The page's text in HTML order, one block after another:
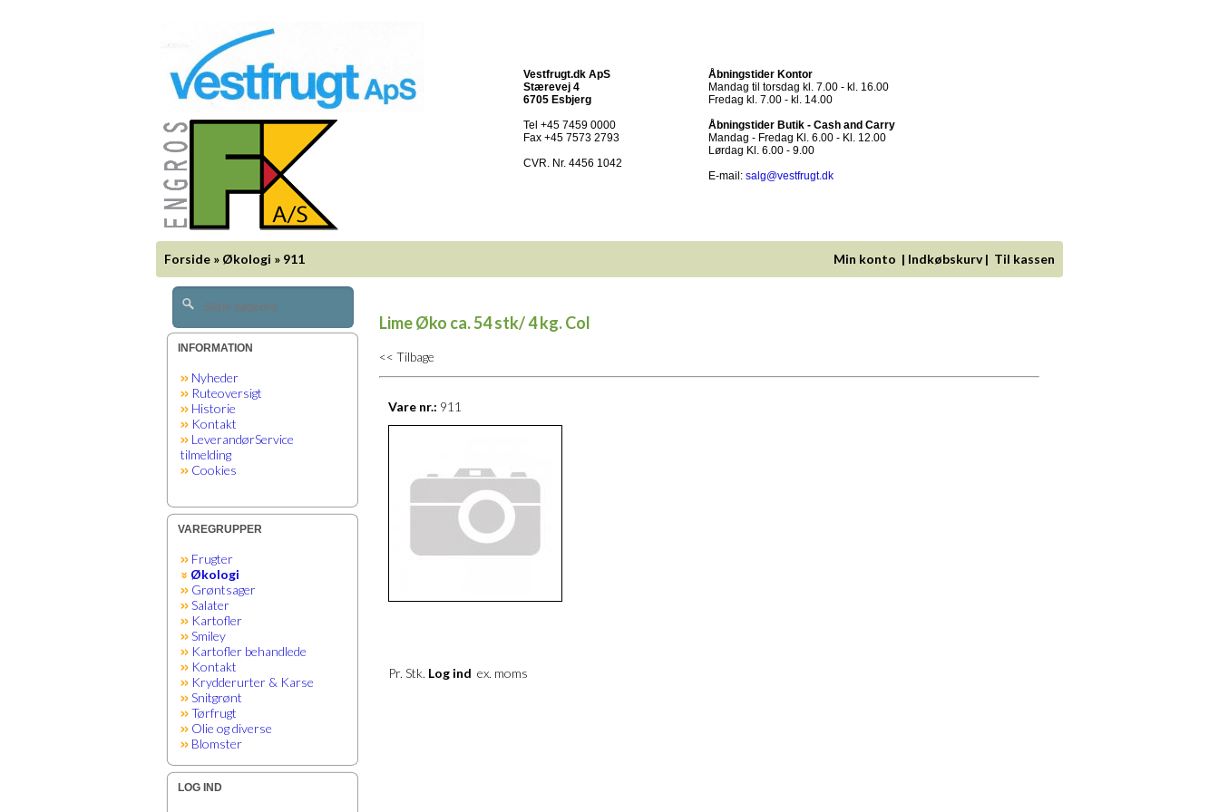
Vestfrugt.dk ApS
Stærevej 4
6705 Esbjerg
Tel +45 7459 0000
Fax +45 7573 2793
CVR. Nr. 4456 1042
Åbningstider Kontor
Mandag til torsdag kl. 7.00 - kl. 16.00
Fredag kl. 7.00 - kl. 14.00
Åbningstider Butik - Cash and Carry
Mandag - Fredag Kl. 6.00 - Kl. 12.00
Lørdag Kl. 6.00 - 9.00
E-mail: salg@vestfrugt.dk
Forside » Økologi » 911 Min konto | Indkøbskurv| Til kassen
INFORMATION
Nyheder
Ruteoversigt
Historie
Kontakt
LeverandørService
tilmelding
Cookies
VAREGRUPPER
Frugter
Økologi
Grøntsager
Salater
Kartofler
Smiley
Kartofler behandlede
Kontakt
Krydderurter & Karse
Snitgrønt
Tørfrugt
Olie og diverse
Blomster
LOG IND
Lime Øko ca. 54 stk/ 4 kg. Col
<< Tilbage
Vare nr.: 911
Pr. Stk. Log ind ex. moms